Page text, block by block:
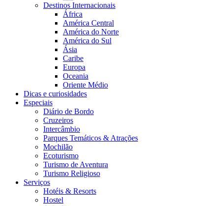
Destinos Internacionais
África
América Central
América do Norte
América do Sul
Ásia
Caribe
Europa
Oceania
Oriente Médio
Dicas e curiosidades
Especiais
Diário de Bordo
Cruzeiros
Intercâmbio
Parques Temáticos & Atrações
Mochilão
Ecoturismo
Turismo de Aventura
Turismo Religioso
Serviços
Hotéis & Resorts
Hostel